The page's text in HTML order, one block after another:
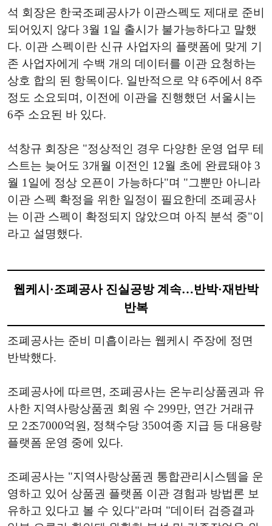
석 회장은 한국조폐공사가 이관스펙도 제대로 준비
되어있지 않다 3월 1일 출시가 불가능하다고 말했
다. 이관 스펙이란 신규 사업자의 플랫폼에 맞게 기
존 사업자에게 수백 개의 데이터를 이관 요청하는
상호 합의 된 항목이다. 일반적으로 약 6주에서 8주
정도 소요되며, 이전에 이관을 진행했던 서울시는
6주 소요된 바 있다.
석창규 회장은 "정상적인 경우 다양한 운영 업무 테
스트는 늦어도 3개월 이전인 12월 초에 완료돼야 3
월 1일에 정상 오픈이 가능하다"며 "그뿐만 아니라
이관 스펙 확정을 위한 일정이 필요한데 조폐공사
는 이관 스펙이 확정되지 않았으며 아직 분석 중"이
라고 설명했다.
웹케시·조폐공사 진실공방 계속…반박·재반박
반복
조폐공사는 준비 미흡이라는 웹케시 주장에 정면
반박했다.
조폐공사에 따르면, 조폐공사는 온누리상품권과 유
사한 지역사랑상품권 회원 수 299만, 연간 거래규
모 2조7000억원, 정책수당 350여종 지급 등 대용량
플랫폼 운영 중에 있다.
조폐공사는 "지역사랑상품권 통합관리시스템을 운
영하고 있어 상품권 플랫폼 이관 경험과 방법론 보
유하고 있다고 볼 수 있다"라며 "데이터 검증결과